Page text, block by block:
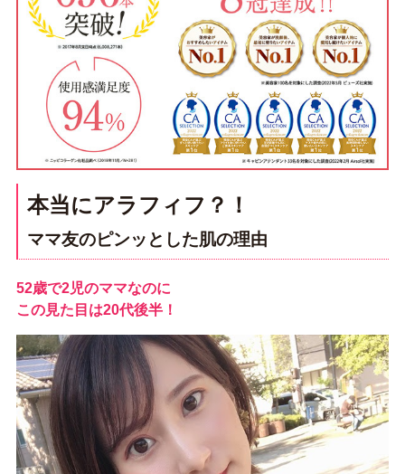
本当にアラフィフ？！
ママ友のピンッとした肌の理由
52歳で2児のママなのに
この見た目は20代後半！